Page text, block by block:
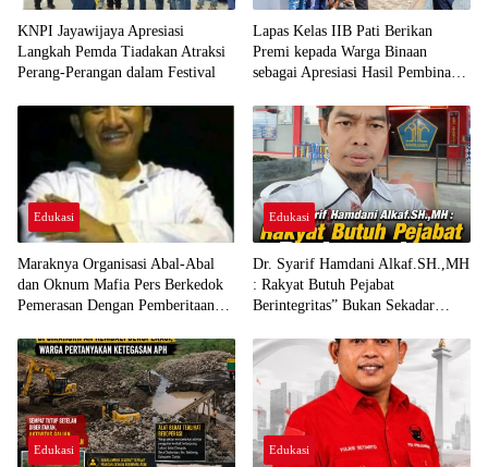
KNPI Jayawijaya Apresiasi
Langkah Pemda Tiadakan Atraksi
Perang-Perangan dalam Festival
Lapas Kelas IIB Pati Berikan
Premi kepada Warga Binaan
sebagai Apresiasi Hasil Pembinaan
Edukasi
Maraknya Organisasi Abal-Abal
dan Oknum Mafia Pers Berkedok
Pemerasan Dengan Pemberitaan
Bersatu Minta Aparat Bertindak
Edukasi
Dr. Syarif Hamdani Alkaf.SH.,MH
: Rakyat Butuh Pejabat
Berintegritas” Bukan Sekadar
Edukasi Edukasi